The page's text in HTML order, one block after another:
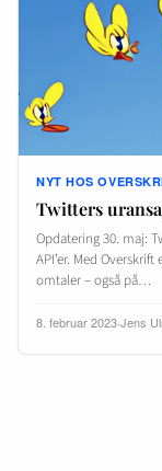
NYT HOS
Twitters
Opdatering 30. maj:
API’er. Med
omtaler – også på…
8. februar 2023·Jens